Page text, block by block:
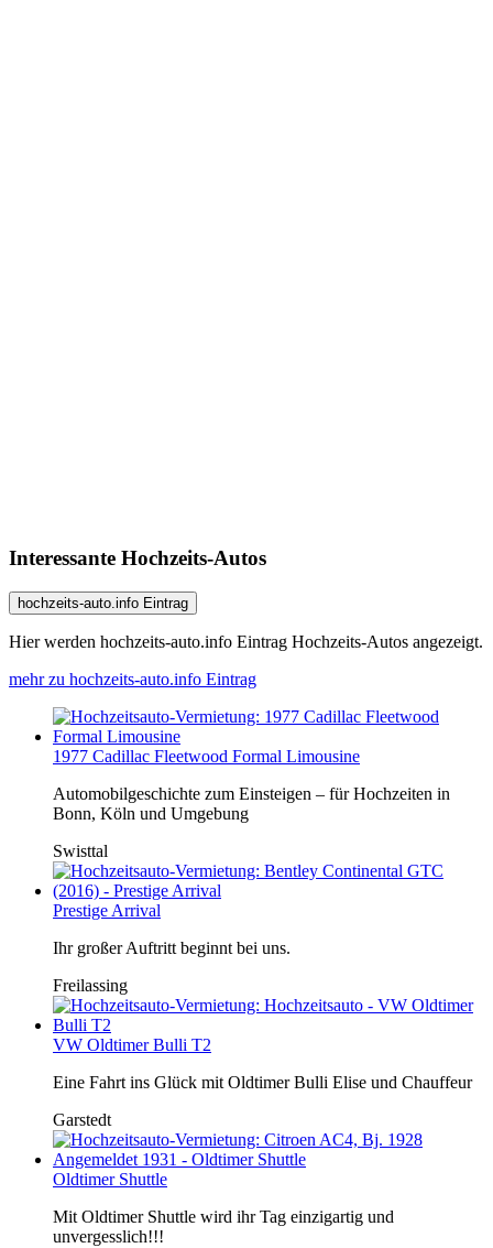
Interessante Hochzeits-Autos
hochzeits-auto.info Eintrag
Hier werden hochzeits-auto.info Eintrag Hochzeits-Autos angezeigt.
mehr zu hochzeits-auto.info Eintrag
1977 Cadillac Fleetwood Formal Limousine
Automobilgeschichte zum Einsteigen – für Hochzeiten in
Bonn, Köln und Umgebung
Swisttal
Prestige Arrival
Ihr großer Auftritt beginnt bei uns.
Freilassing
VW Oldtimer Bulli T2
Eine Fahrt ins Glück mit Oldtimer Bulli Elise und Chauffeur
Garstedt
Oldtimer Shuttle
Mit Oldtimer Shuttle wird ihr Tag einzigartig und
unvergesslich!!!